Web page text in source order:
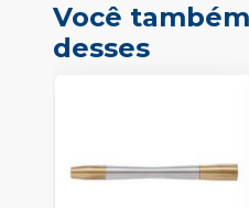
Você
desses